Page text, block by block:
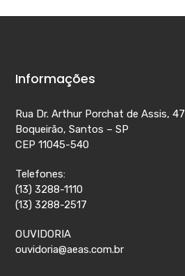
Informações
Rua Dr. Arthur Porchat de Assis, 47
Boqueirão, Santos – SP
CEP 11045-540
Telefones:
(13) 3288-1110
(13) 3288-2517
OUVIDORIA
ouvidoria@aeas.com.br